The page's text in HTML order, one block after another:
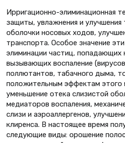
Ирригационно-элиминационная
защиты, увлажнения и улучшения
оболочки носовых ходов,
транспорта. Особое значение
элиминации частиц, попадающих
вызывающих воспаление
поллютантов, табачного дыма,
положительным эффектам этого
уменьшение отека слизистой
медиаторов воспаления,
слизи и аэроаллергенов,
клиренса. В настоящее время
следующие виды: орошение